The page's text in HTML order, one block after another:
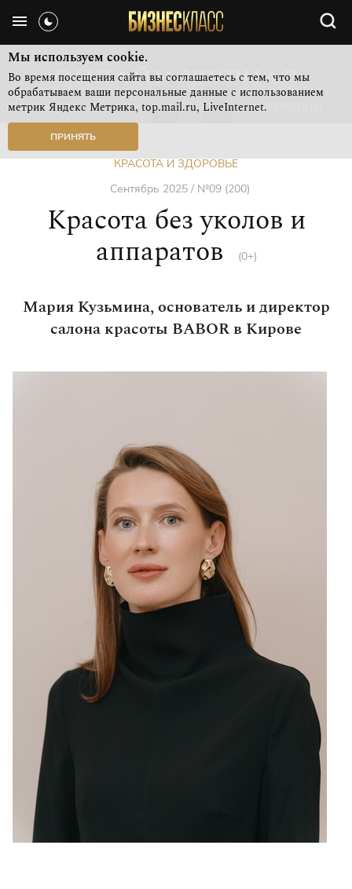
СВЕЖИЙ НОМЕР РУБРИКИ ЖУРНАЛА ФОТОПРОЕКТЫ
Мы используем cookie.
Во время посещения сайта вы соглашаетесь с тем, что мы
обрабатываем ваши персональные данные с использованием
метрик Яндекс Метрика, top.mail.ru, LiveInternet.
ПРИНЯТЬ
КРАСОТА И ЗДОРОВЬЕ
Сентябрь 2025 / №09 (200)
Красота без уколов и
аппаратов (0+)
Мария Кузьмина, основатель и директор
салона красоты BABOR в Кирове